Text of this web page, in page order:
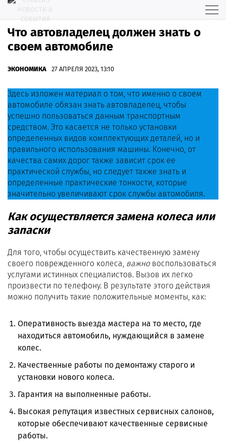
Что автовладелец должен знать о
своем автомобиле
ЭКОНОМИКА 27 АПРЕЛЯ 2023, 13:10
Здесь изложен материал о том, что именно о своем
автомобиле обязан знать автовладелец, чтобы
успешно пользоваться данным транспортным
средством. Это касается не только установки
определенных видов комплектующих деталей, но и
правильного использования машины. Конечно, от
качества самих дорог также зависит срок ее
практической службы, но следует также знать и
определенные практические тонкости, которые
значительно увеличивают срок службы автомобиля.
Как осуществляется замена колеса или
запаски
Для того, чтобы осуществить качественную замену
своего поврежденного колеса, важновоспользоваться
услугами истинных специалистов. Вызов их легко
произвести по телефону. В результате этого действия
можно получить такие положительные моменты, как:
Оперативность выезда мастера на то место, где
находиться автомобиль, нуждающийся в замене
колес.
Качественные работы по демонтажу старого и
установки нового колеса.
Гарантия на выполненные работы.
Высокая репутация известных сервисных салонов,
которые обеспечивают качественные сервисные
работы.